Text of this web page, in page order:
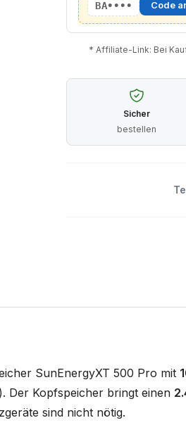
BA•••• Code
* Affiliate-Link: Bei
Sicher
bestellen
SunEnergyXT 500 Pro mit
Der Kopfspeicher bringt einen
sind nicht nötig.